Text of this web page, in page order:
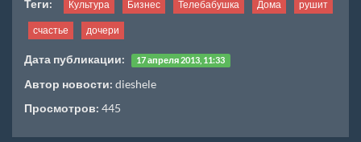
Теги: Культура Бизнес Телебабушка Дома рушит
счастье дочери
Дата публикации: 17 апреля 2013, 11:33
Автор новости: dieshele
Просмотров: 445